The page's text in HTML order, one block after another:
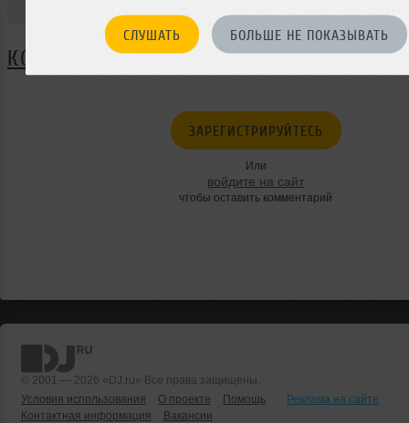
СЛУШАТЬ БОЛЬШЕ НЕ ПОКАЗЫВАТЬ
КОММЕНТАРИИ
ЗАРЕГИСТРИРУЙТЕСЬ
Или
войдите на сайт
чтобы оставить комментарий
© 2001 — 2026 «DJ.ru» Все права защищены.
Условия использования
О проекте Помощь
Реклама на сайте
Контактная информация
Вакансии